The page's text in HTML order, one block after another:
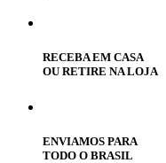
RECEBA EM CASA
OU RETIRE NA LOJA
ENVIAMOS PARA
TODO O BRASIL